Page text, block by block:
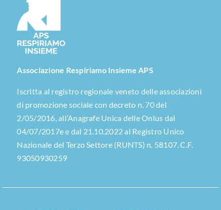
Associazione Respiriamo Insieme APS
Iscritta al registro regionale veneto delle associazioni
di promozione sociale con decreto n. 70 del
2/05/2016, all’Anagrafe Unica delle Onlus dal
04/07/2017e e dal 21.10.2022 al Registro Unico
Nazionale del Terzo Settore (RUNTS) n. 58107. C.F.
93050930259